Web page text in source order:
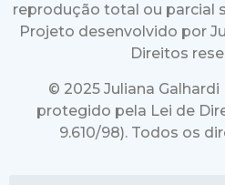
reprodução total ou parcial
Projeto desenvolvido por
Direitos
© 2025 Juliana
protegido pela Lei de
9.610/98). Todos os